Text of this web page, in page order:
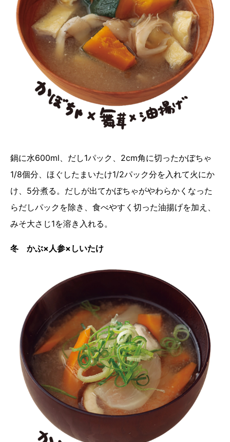
鍋に水600ml、だし1パック、2cm角に切ったかぼちゃ
1/8個分、ほぐしたまいたけ1/2パック分を入れて火にか
け、5分煮る。だしが出てかぼちゃがやわらかくなった
らだしパックを除き、食べやすく切った油揚げを加え、
みそ大さじ1を溶き入れる。
冬 かぶ×人参×しいたけ